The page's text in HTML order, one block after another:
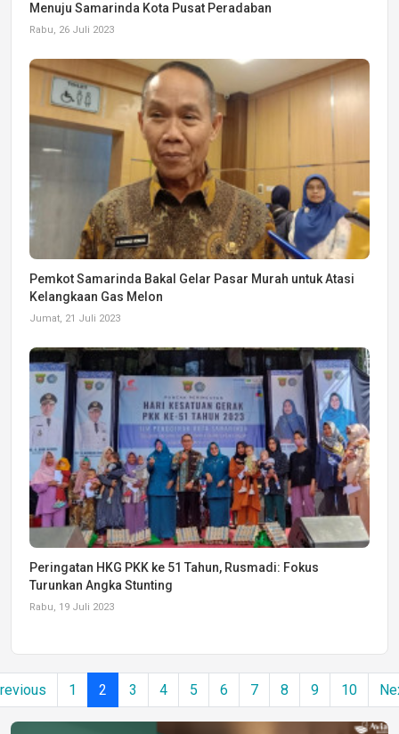
Menengok Kampung Moderasi, Rusmadi: Guyub Rukun
Menuju Samarinda Kota Pusat Peradaban
Pemkot Samarinda Bakal Gelar Pasar Murah untuk Atasi
Kelangkaan Gas Melon
Peringatan HKG PKK ke 51 Tahun, Rusmadi: Fokus
Turunkan Angka Stunting
1 2 3 4 5 6 7 8 9 10